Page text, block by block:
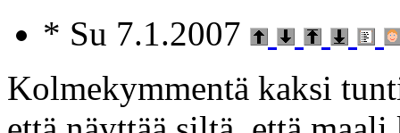
* Su 7.1.2007
Kolmekymmentä kaksi